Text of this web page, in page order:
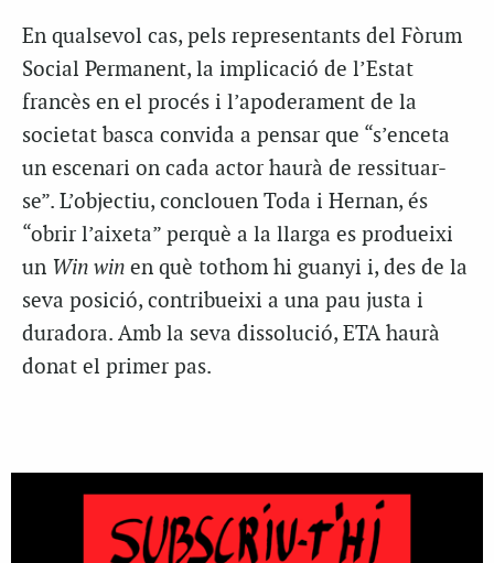
En qualsevol cas, pels representants del Fòrum
Social Permanent, la implicació de l’Estat
francès en el procés i l’apoderament de la
societat basca convida a pensar que “s’enceta
un escenari on cada actor haurà de ressituar-
se”. L’objectiu, conclouen Toda i Hernan, és
“obrir l’aixeta” perquè a la llarga es produeixi
un Win win en què tothom hi guanyi i, des de la
seva posició, contribueixi a una pau justa i
duradora. Amb la seva dissolució, ETA haurà
donat el primer pas.